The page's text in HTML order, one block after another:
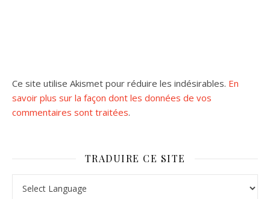
Ce site utilise Akismet pour réduire les indésirables. En
savoir plus sur la façon dont les données de vos
commentaires sont traitées.
TRADUIRE CE SITE